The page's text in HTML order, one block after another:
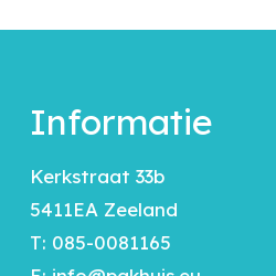
Informatie
Kerkstraat 33b
5411EA Zeeland
T: 085-0081165